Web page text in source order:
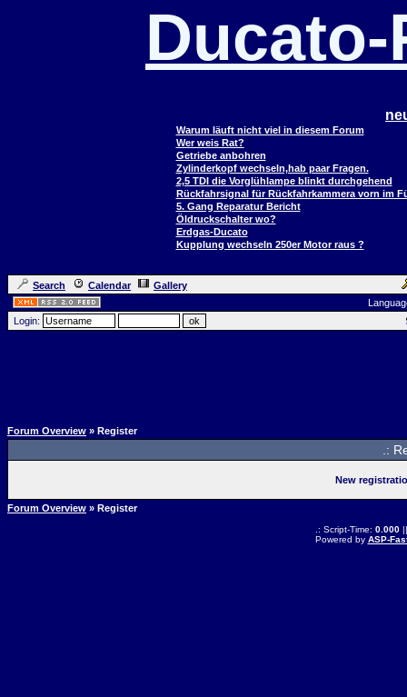
Warum läuft nicht viel in diesem Forum
Wer weis Rat?
Getriebe anbohren
Zylinderkopf wechseln,hab paar Fragen.
2,5 TDI die Vorglühlampe blinkt durchgehend
Rückfahrsignal für Rückfahrkammera vorn im
5. Gang Reparatur Bericht
Öldruckschalter wo?
Erdgas-Ducato
Kupplung wechseln 250er Motor raus ?
Search Calendar
Gallery
Login:
Forum Overview » Register
.:
New
Forum Overview » Register
.: Script-Time: 0.000||
Powered by ASP-